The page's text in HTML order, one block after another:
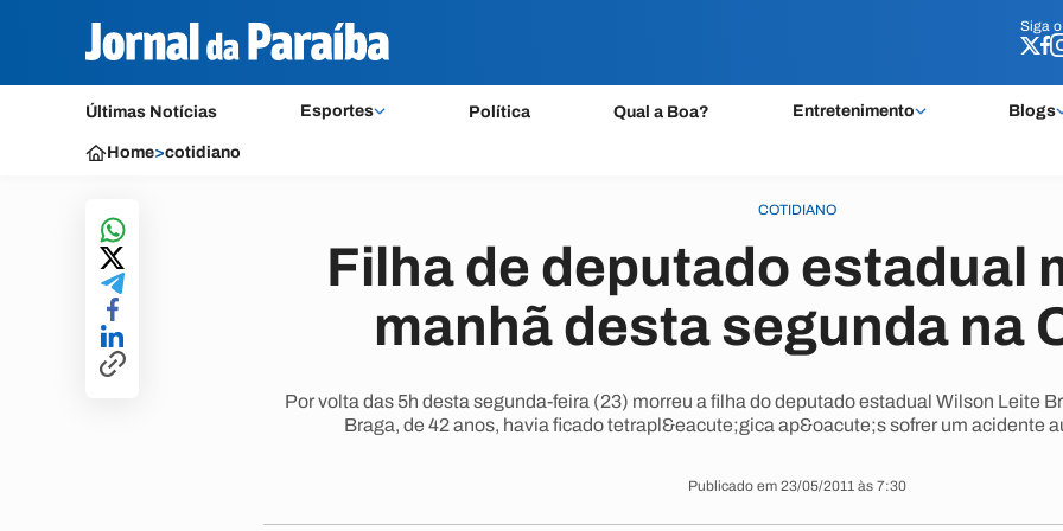
Siga o
Últimas Notícias Esportes Política Qual a Boa? Entretenimento Blogs
Siga o
Home>cotidiano
COTIDIANO
Filha de deputado estadual
manhã desta segunda na
Por volta das 5h desta segunda-feira (23) morreu a filha do deputado estadual Wilson Leite
Braga, de 42 anos, havia ficado tetrapl&eacute;gica ap&oacute;s sofrer um acidente
Publicado em 23/05/2011 às 7:30